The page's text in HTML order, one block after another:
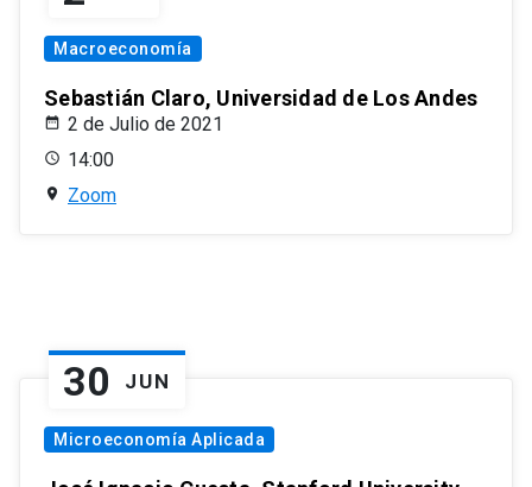
Macroeconomía
Sebastián Claro, Universidad de Los Andes
2 de Julio de 2021
14:00
Zoom
30 JUN
Microeconomía Aplicada